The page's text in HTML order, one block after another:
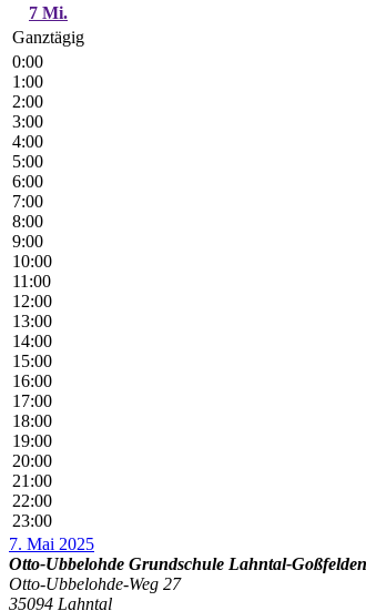
7 Mi.
Ganztägig
0:00
1:00
2:00
3:00
4:00
5:00
6:00
7:00
8:00
9:00
10:00
11:00
12:00
13:00
14:00
15:00
16:00
17:00
18:00
19:00
20:00
21:00
22:00
23:00
7. Mai 2025
Otto-Ubbelohde Grundschule Lahntal-Goßfelden
Otto-Ubbelohde-Weg 27
35094 Lahntal